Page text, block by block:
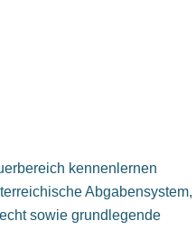
kennenlernen
Abgabensystem,
sowie grundlegende